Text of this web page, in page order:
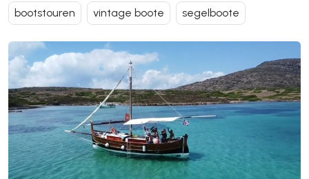
bootstouren vintage boote segelboote